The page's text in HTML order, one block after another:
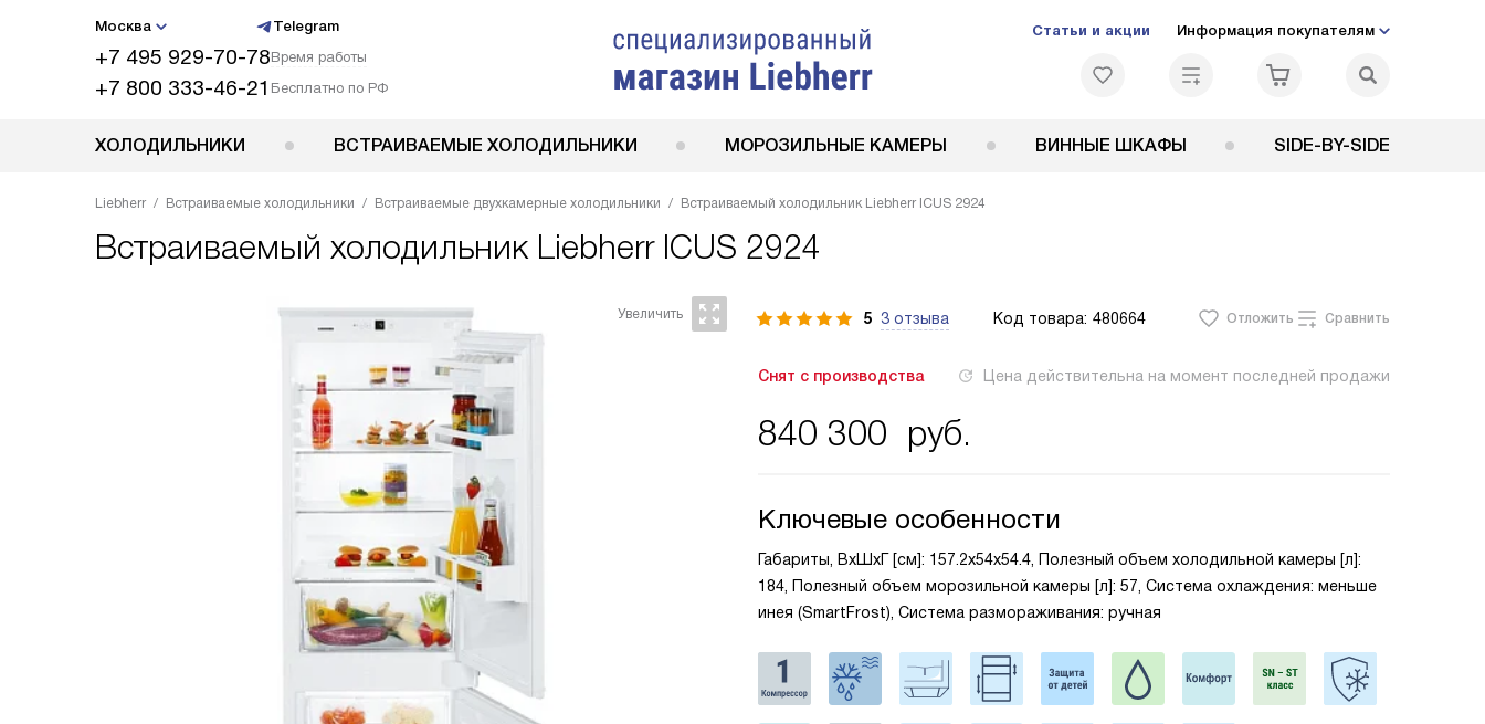
Москва Telegram
+7 495 929-70-78Время работы
+7 800 333-46-21 Бесплатно по РФ
Статьи и акции Информация покупателям
ХОЛОДИЛЬНИКИ ВСТРАИВАЕМЫЕ ХОЛОДИЛЬНИКИ МОРОЗИЛЬНЫЕ КАМЕРЫ ВИННЫЕ ШКАФЫ SIDE-BY-SIDE
Liebherr Встраиваемые холодильники Встраиваемые двухкамерные холодильники Встраиваемый холодильник Liebherr ICUS 2924
Встраиваемый холодильник Liebherr ICUS 2924
5 3 отзыва Код товара: 480664 Отложить Сравнить
Снят с производства Цена действительна на момент последней продажи
840 300 руб.
Ключевые особенности
Габариты, ВxШxГ [см]: 157.2x54x54.4, Полезный объем холодильной камеры [л]:
184, Полезный объем морозильной камеры [л]: 57, Система охлаждения: меньше
инея (SmartFrost), Система размораживания: ручная